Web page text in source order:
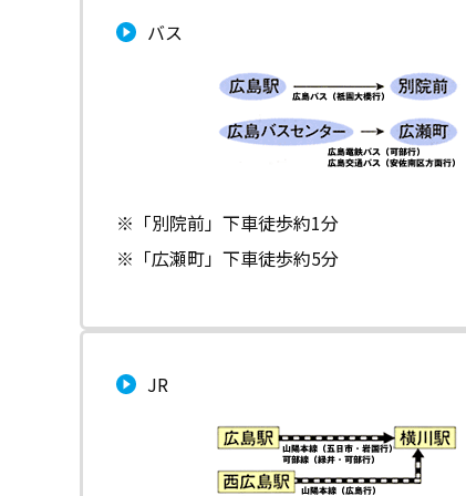
バス
※「別院前」下車徒歩約1分
※「広瀬町」下車徒歩約5分
JR